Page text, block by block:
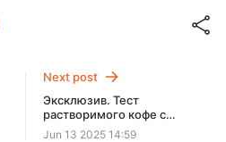
за розыгрыш в июне
кофе
Next post
Эксклюзив. Тест
растворимого кофе с
каскарой.
Jun 13 2025 14:59